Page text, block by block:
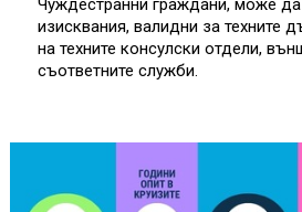
Чуждестранни граждани, може да
изисквания, валидни за техните
на техните консулски отдели,
съответните служби.